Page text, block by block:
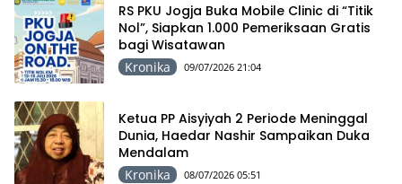
RS PKU Jogja Buka Mobile Clinic di “Titik
Nol”, Siapkan 1.000 Pemeriksaan Gratis
bagi Wisatawan
Kronika 09/07/2026 21:04
Ketua PP Aisyiyah 2 Periode Meninggal
Dunia, Haedar Nashir Sampaikan Duka
Mendalam
Kronika 08/07/2026 05:51